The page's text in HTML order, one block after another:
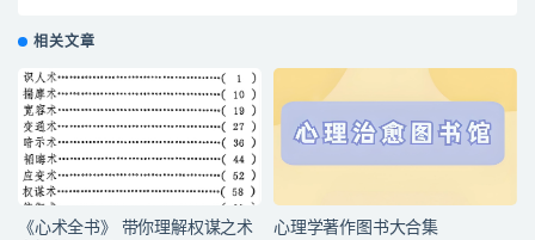
相关文章
《心术全书》 带你理解权谋之术
心理学著作图书大合集